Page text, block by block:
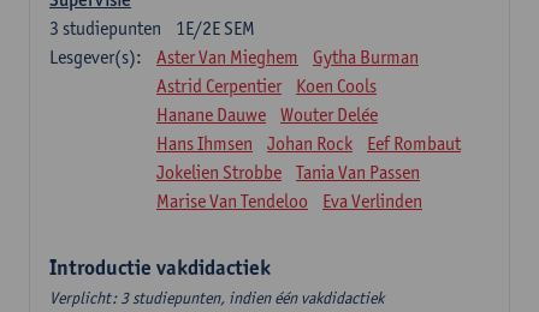
1E/2E SEM
3 studiepunten
Lesgever(s):
Aster Van Mieghem
Gytha Burman
Astrid Cerpentier
Koen Cools
Hanane Dauwe
Wouter Delée
Hans Ihmsen
Johan Rock
Eef Rombaut
Jokelien Strobbe
Tania Van Passen
Marise Van Tendeloo
Eva Verlinden
Introductie vakdidactiek
Verplicht: 3 studiepunten, indien één vakdidactiek